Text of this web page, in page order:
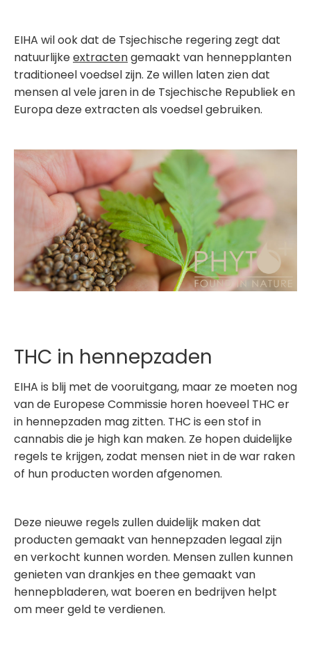
EIHA wil ook dat de Tsjechische regering zegt dat
natuurlijkeextractengemaakt van hennepplanten
traditioneel voedsel zijn. Ze willen laten zien dat
mensen al vele jaren in de Tsjechische Republiek en
Europa deze extracten als voedsel gebruiken.
THC in hennepzaden
EIHA is blij met de vooruitgang, maar ze moeten nog
van de Europese Commissie horen hoeveel THC er
in hennepzaden mag zitten. THC is een stof in
cannabis die je high kan maken. Ze hopen duidelijke
regels te krijgen, zodat mensen niet in de war raken
of hun producten worden afgenomen.
Deze nieuwe regels zullen duidelijk maken dat
producten gemaakt van hennepzaden legaal zijn
en verkocht kunnen worden. Mensen zullen kunnen
genieten van drankjes en thee gemaakt van
hennepbladeren, wat boeren en bedrijven helpt
om meer geld te verdienen.